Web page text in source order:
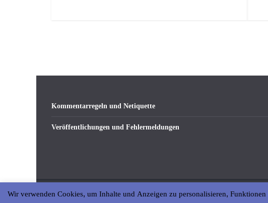
Kommentarregeln und Netiquette
Veröffentlichungen und Fehlermeldungen
Copyright © 2026abseits-ka . All rights reserved.
Wir verwenden Cookies, um Inhalte und Anzeigen zu personalisieren,